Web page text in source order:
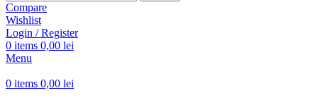
Compare
Wishlist
Login / Register
0 items 0,00 lei
Menu
0 items 0,00 lei